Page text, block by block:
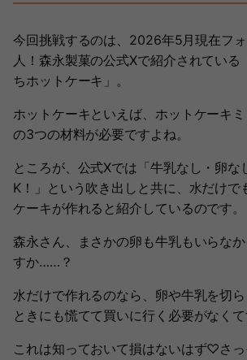
今回挑戦するのは、2026年5月現在フ
人！森永製菓の公式Xで紹介されている
ちホットケーキ」。
ホットケーキといえば、ホットケーキ
の3つの材料が必要ですよね。
ところが、公式Xでは「牛乳なし・卵な
K！」という吹き出しと共に、水だけで
ケーキが作れると紹介しているのです。
森永さん、まさかの卵も牛乳もいらな
すか……？
水だけで作れるのなら、卵や牛乳を切
ときにも慌てて買いに行く必要がなくて
これは知っておいて損はないはず♡さ